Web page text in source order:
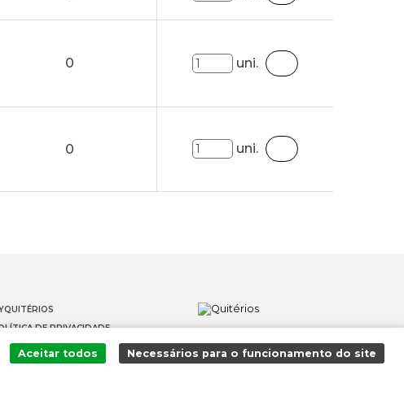
0 uni.
0 uni.
DE PRIVACIDADE
DE DENÚNCIAS
Aceitar todos Necessários para o funcionamento do site